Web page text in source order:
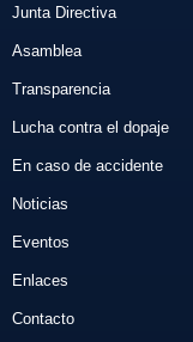
Junta Directiva
Asamblea
Transparencia
Lucha contra el dopaje
En caso de accidente
Noticias
Eventos
Enlaces
Contacto